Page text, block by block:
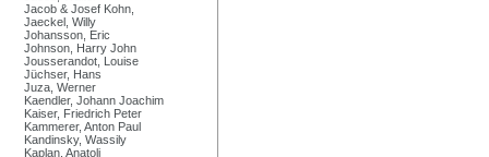
Jacob & Josef Kohn,
Jaeckel, Willy
Johansson, Eric
Johnson, Harry John
Jousserandot, Louise
Jüchser, Hans
Juza, Werner
Kaendler, Johann Joachim
Kaiser, Friedrich Peter
Kammerer, Anton Paul
Kandinsky, Wassily
Kaplan, Anatoli